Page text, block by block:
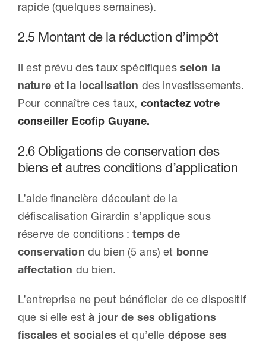
rapide (quelques semaines).
2.5 Montant de la réduction d’impôt
Il est prévu des taux spécifiques selon la
nature et la localisation des investissements.
Pour connaître ces taux, contactez votre
conseiller Ecofip Guyane.
2.6 Obligations de conservation des
biens et autres conditions d’application
L’aide financière découlant de la
défiscalisation Girardin s’applique sous
réserve de conditions : temps de
conservation du bien (5 ans) et bonne
affectation du bien.
L’entreprise ne peut bénéficier de ce dispositif
que si elle està jour de ses obligations
fiscales et socialeset qu’elle dépose ses